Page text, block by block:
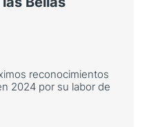
reconocimientos
2024 por su labor de